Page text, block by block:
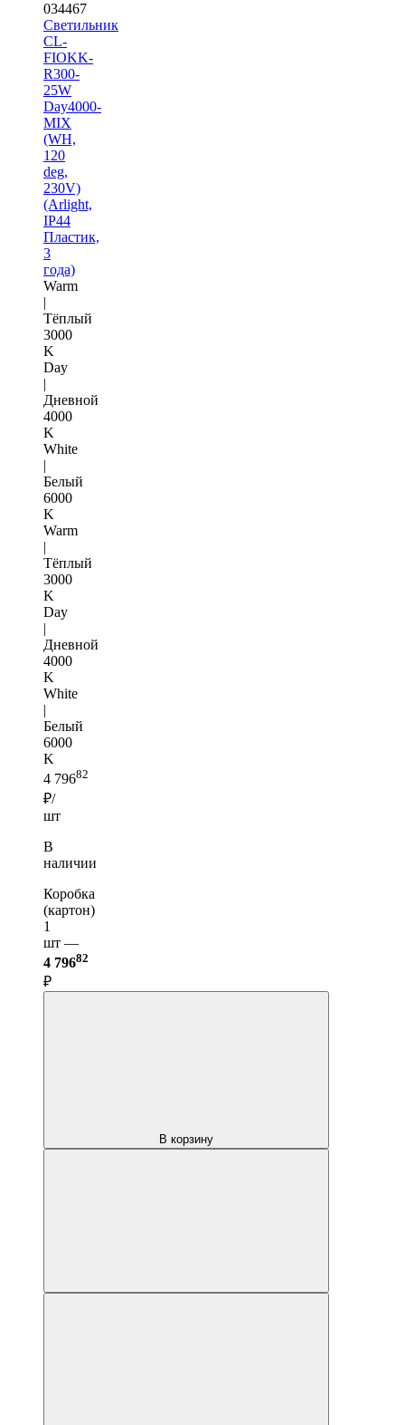
034467
Светильник
CL-
FIOKK-
R300-
25W
Day4000-
MIX
(WH,
120
deg,
230V)
(Arlight,
IP44
Пластик,
3
года)
Warm
|
Тёплый
3000
K
Day
|
Дневной
4000
K
White
|
Белый
6000
K
Warm
|
Тёплый
3000
K
Day
|
Дневной
4000
K
White
|
Белый
6000
K
4 79682
₽/
шт
В
наличии
Коробка
(картон)
1
шт —
4 79682
₽
В корзину